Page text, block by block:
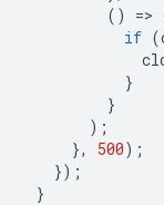
()
=>
if (
}
}
);
},
500);
});
}